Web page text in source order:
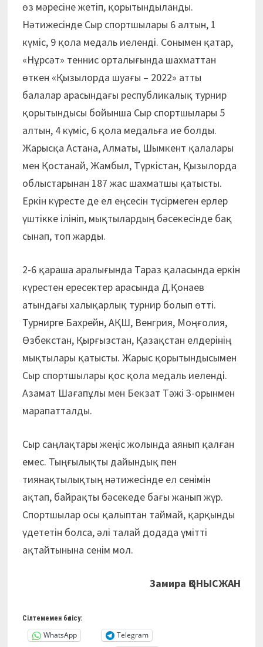
өз мәресіне жетіп, қорытындыланды.
Нәтижесінде Сыр спортшылары 6 алтын, 1
күміс, 9 қола медаль иеленді. Сонымен қатар,
«Нұрсәт» теннис орталығында шахматтан
өткен «Қызылорда шуағы – 2022» атты
балалар арасындағы республикалық турнир
қорытындысы бойынша Сыр спортшылары 5
алтын, 4 күміс, 6 қола медальға ие болды.
Жарысқа Астана, Алматы, Шымкент қалалары
мен Қостанай, Жамбыл, Түркістан, Қызылорда
облыстарынан 187 жас шахматшы қатысты.
Еркін күресте де ел еңсесін түсірмеген ерлер
үштікке ілініп, мықтылардың бәсекесінде бақ
сынап, топ жарды.
2-6 қараша аралығында Тараз қаласында еркін
күрестен ересектер арасында Д.Қонаев
атындағы халықарлық турнир болып өтті.
Турнирге Бахрейн, АҚШ, Венгрия, Моңғолия,
Өзбекстан, Қырғызстан, Қазақстан елдерінің
мықтылары қатысты. Жарыс қорытындысымен
Сыр спортшылары қос қола медаль иеленді.
Азамат Шағапұлы мен Бекзат Тәжі 3-орынмен
марапатталды.
Сыр саңлақтары жеңіс жолында аянып қалған
емес. Тыңғылықты дайындық пен
тиянақтылықтың нәтижесінде ел сенімін
ақтап, байрақты бәсекеде бағы жанып жүр.
Спортшылар осы қалыптан таймай, қарқынды
үдететін болса, әлі талай додада үмітті
ақтайтынына сенім мол.
Замира ҚОНЫСЖАН
Сілтемемен бөлісу:
WhatsApp Telegram